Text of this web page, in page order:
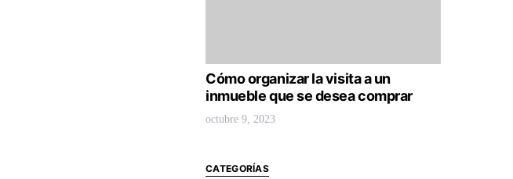
Cómo organizar la visita a un
inmueble que se desea comprar
octubre 9, 2023
CATEGORÍAS